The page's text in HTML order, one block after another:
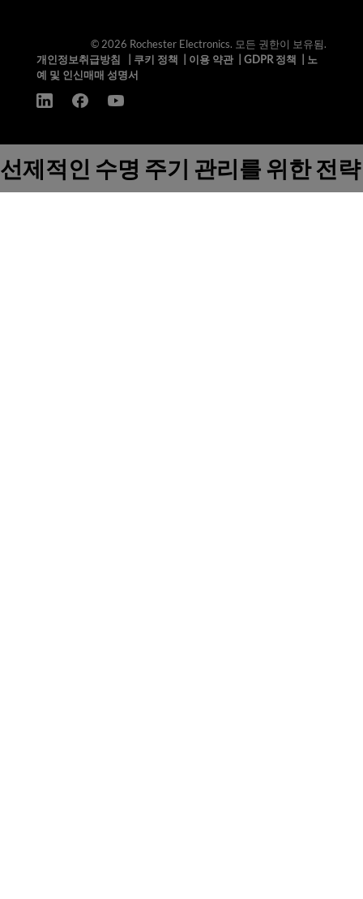
© 2026 Rochester Electronics. 모든 권한이 보유됨.
개인정보취급방침
쿠키 정책 이용 약관| GDPR 정책
노
예 및 인신매매 성명서
선제적인 수명 주기 관리를 위한 전략